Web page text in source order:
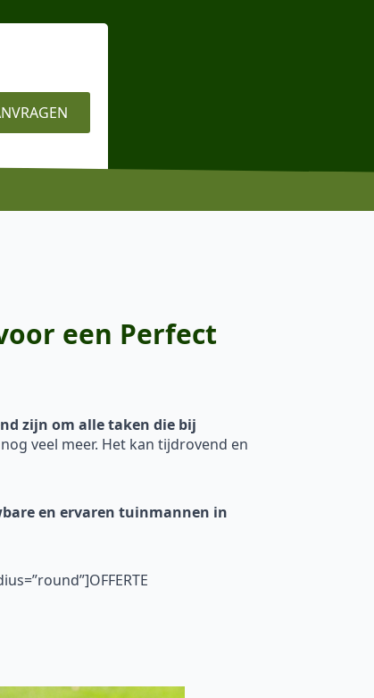
een Perfect
zijn om alle taken die bij
veel meer. Het kan tijdrovend en
en ervaren tuinmannen in